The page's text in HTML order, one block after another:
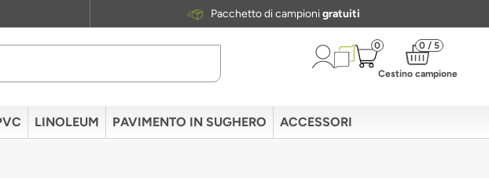
Pacchetto di campionigratuiti
0 0 / 5
Cestino campione
LINOLEUM PAVIMENTO IN SUGHERO ACCESSORI